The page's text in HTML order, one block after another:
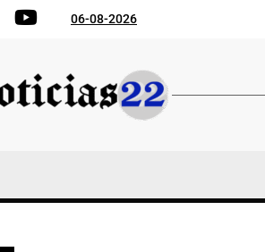
InstagramYouTube06-08-2026